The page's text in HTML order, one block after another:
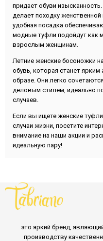
придает обуви
делает походку
удобная посадка
модные туфли подойдут как
взрослым женщинам.
Летние женские босоножки
обувь, которая станет
образе. Они легко
деловым стилем, идеально
случаев.
Если вы ищете женские
случаи жизни, посетите
внимание на наши акции и
идеальную пару!
это яркий бренд,
производству